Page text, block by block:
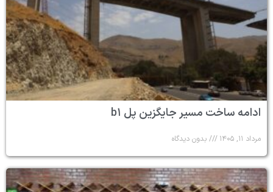
ادامه ساخت مسیر جایگزین پل b۱
مرداد ۱۱, ۱۴۰۵ بدون دیدگاه